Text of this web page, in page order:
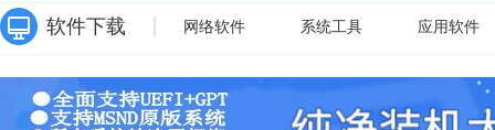
软件下载 网络软件 系统工具 应用软件